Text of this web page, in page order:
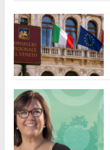
e
b
o
o
k
itt
er